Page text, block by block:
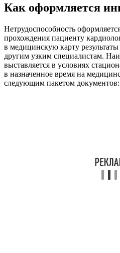
Как оформляется
Нетрудоспособность
прохождения пациенту
в медицинскую карту
другим узким специалистам.
выставляется в условиях
в назначенное время на
следующим пакетом документов: